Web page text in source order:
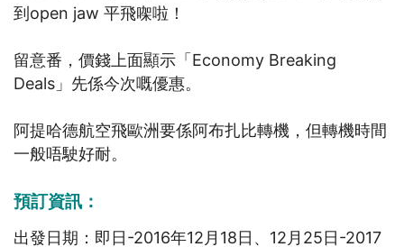
到open jaw 平飛㗎啦！
留意番，價錢上面顯示「Economy Breaking
Deals」先係今次嘅優惠。
阿提哈德航空飛歐洲要係阿布扎比轉機，但轉機時間
一般唔駛好耐。
預訂資訊：
出發日期：即日-2016年12月18日、12月25日-2017